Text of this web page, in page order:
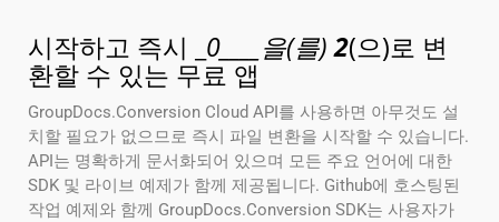
시작하고 즉시 _ 0____을(를)2(으)로 변
환할 수 있는 무료 앱
GroupDocs.Conversion Cloud API를 사용하면 아무것도 설
치할 필요가 없으므로 즉시 파일 변환을 시작할 수 있습니다.
API는 명확하게 문서화되어 있으며 모든 주요 언어에 대한
SDK 및 라이브 예제가 함께 제공됩니다. Github에 호스팅된
작업 예제와 함께 GroupDocs.Conversion SDK는 사용자가